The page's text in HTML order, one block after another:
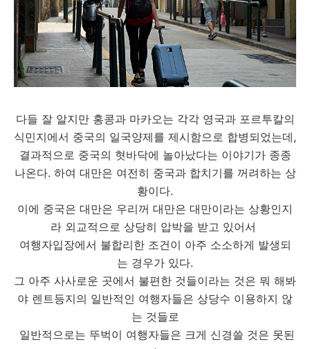
다들 잘 알지만 홍콩과 마카오는 각각 영국과 포르투칼의
식민지에서 중국의 일국양제를 제시함으로 합병되었는데,
결과적으로 중국의 혓바닥에 놀아났다는 이야기가 종종
나온다. 하여 대만은 여전히 중국과 합치기를 꺼려하는 상
황이다.
이에 중국은 대만은 우리꺼 대만은 대만이라는 상황인지
라 외교적으로 상당히 압박을 받고 있어서
여행자입장에서 불합리한 조건이 아주 소소하게 발생되
는 경우가 있다.
그 아주 사사로운 곳에서 불편한 것들이라는 것은 뭐 해봐
야 렌트등지의 일반적인 여행자들은 상당수 이용하지 않
는 것들로
일반적으로는 뚜벅이 여행자들은 크게 신경쓸 것은 못된